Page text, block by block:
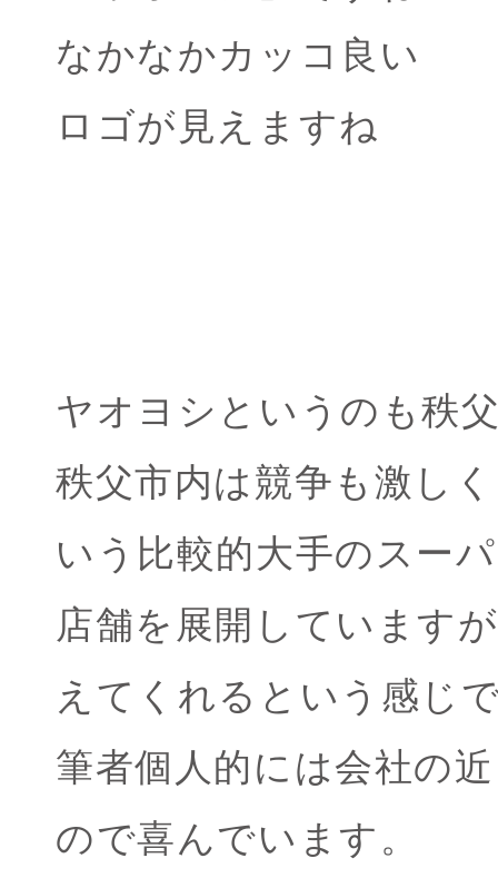
なかなかカッコ良い
ロゴが見えますね
ヤオヨシというのも秩
秩父市内は競争も激し
いう比較的大手のスー
店舗を展開しています
えてくれるという感じ
筆者個人的には会社の
ので喜んでいます。